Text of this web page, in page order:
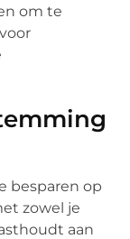
om te
besparen op
zowel je
aan